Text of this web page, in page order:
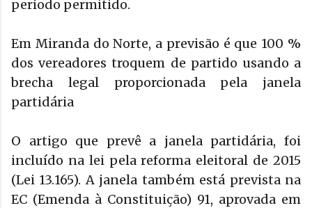
período permitido.
Em Miranda do Norte, a previsão é que 100 %
dos vereadores troquem de partido usando a
brecha legal proporcionada pela janela
partidária
O artigo que prevê a janela partidária, foi
incluído na lei pela reforma eleitoral de 2015
(Lei 13.165). A janela também está prevista na
EC (Emenda à Constituição) 91, aprovada em